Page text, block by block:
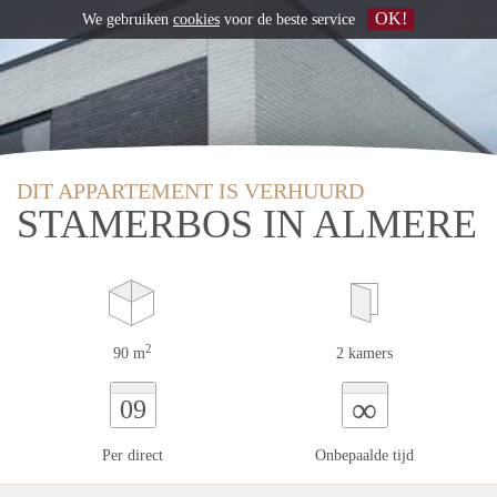
DIT APPARTEMENT IS VERHUURD
STAMERBOS IN ALMERE
90 m2 2 kamers
09
Per direct
∞
Onbepaalde tijd
We gebruiken cookies voor de beste service OK!